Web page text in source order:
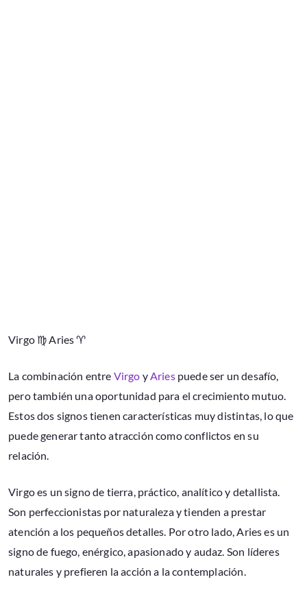
Virgo ♍ Aries ♈
La combinación entre Virgo yAriespuede ser un desafío,
pero también una oportunidad para el crecimiento mutuo.
Estos dos signos tienen características muy distintas, lo que
puede generar tanto atracción como conflictos en su
relación.
Virgo es un signo de tierra, práctico, analítico y detallista.
Son perfeccionistas por naturaleza y tienden a prestar
atención a los pequeños detalles. Por otro lado, Aries es un
signo de fuego, enérgico, apasionado y audaz. Son líderes
naturales y prefieren la acción a la contemplación.